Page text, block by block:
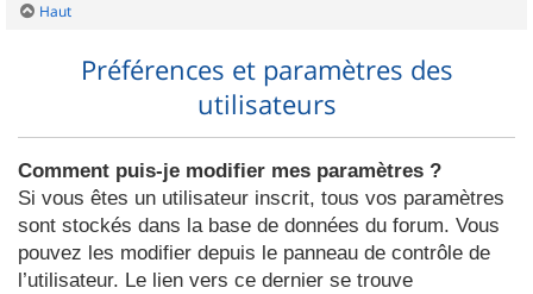
Haut
Préférences et paramètres des
utilisateurs
Comment puis-je modifier mes paramètres ?
Si vous êtes un utilisateur inscrit, tous vos paramètres
sont stockés dans la base de données du forum. Vous
pouvez les modifier depuis le panneau de contrôle de
l’utilisateur. Le lien vers ce dernier se trouve